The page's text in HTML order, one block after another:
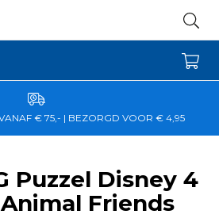
€ 75,- | BEZORGD VOOR € 4,95
Puzzel Disney 4
Friends